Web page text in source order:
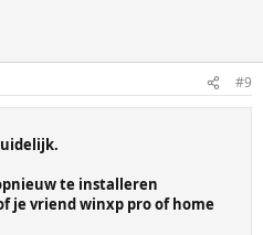
#9
te installeren
je vriend winxp pro of home